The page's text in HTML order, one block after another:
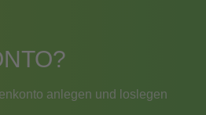
anlegen und loslegen